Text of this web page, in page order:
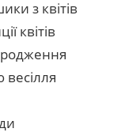
з квітів
квітів
весілля